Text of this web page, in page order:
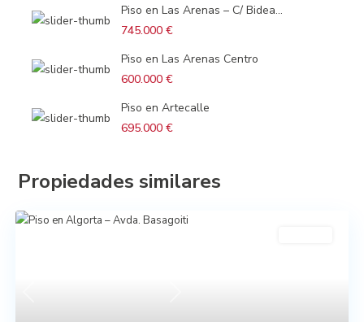
Piso en Las Arenas – C/ Bidea...
745.000 €
Piso en Las Arenas Centro
600.000 €
Piso en Artecalle
695.000 €
Propiedades similares